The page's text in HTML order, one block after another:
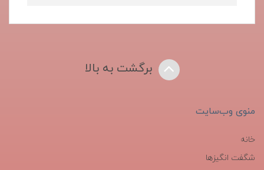
برگشت به بالا
منوی وب‌سایت
خانه
شگفت انگیزها